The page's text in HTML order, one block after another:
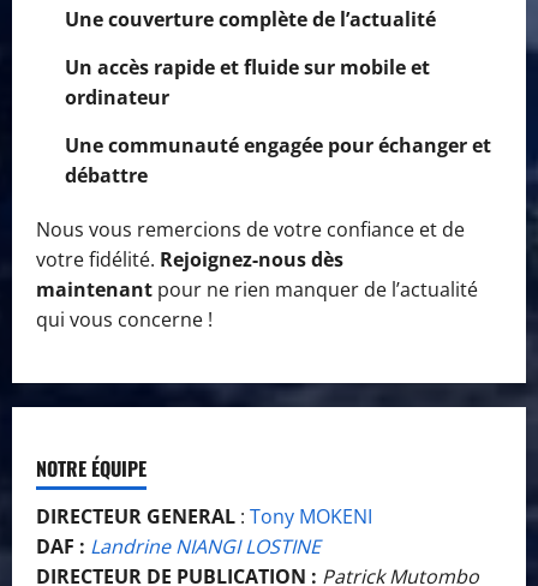
Une couverture complète de l’actualité
Un accès rapide et fluide sur mobile et
ordinateur
Une communauté engagée pour échanger et
débattre
Nous vous remercions de votre confiance et de
votre fidélité. Rejoignez-nous dès
maintenant pour ne rien manquer de l’actualité
qui vous concerne !
NOTRE ÉQUIPE
DIRECTEUR GENERAL : Tony MOKENI
DAF : Landrine NIANGI LOSTINE
DIRECTEUR DE PUBLICATION : Patrick Mutombo